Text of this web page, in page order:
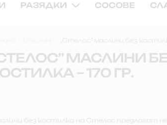
РАЗЯДКИ СОСОВЕ
,,Стелос” маслини без
МАСЛИНИ
– 170 ГР.
без костилка на Стелос предлагат